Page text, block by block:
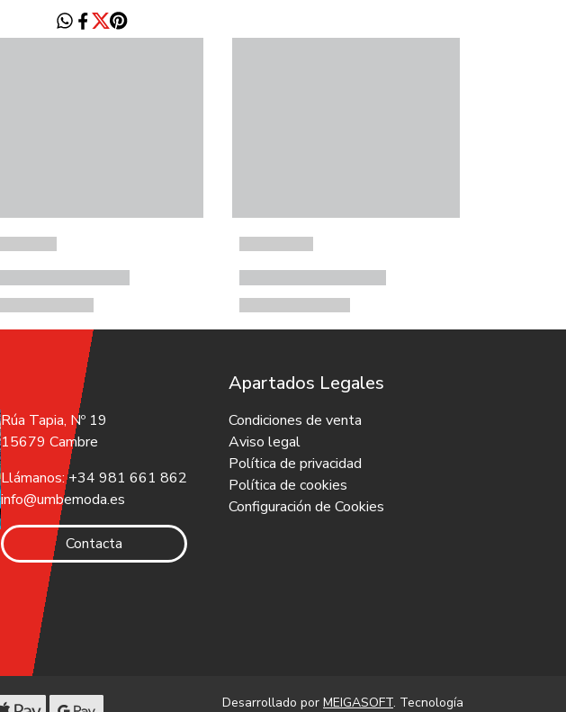
Rúa Tapia, Nº 19
15679 Cambre
Llámanos: +34 981 661 862
info@umbemoda.es
Contacta
Apartados Legales
Condiciones de venta
Aviso legal
Política de privacidad
Política de cookies
Configuración de Cookies
Desarrollado por MEIGASOFT. Tecnología